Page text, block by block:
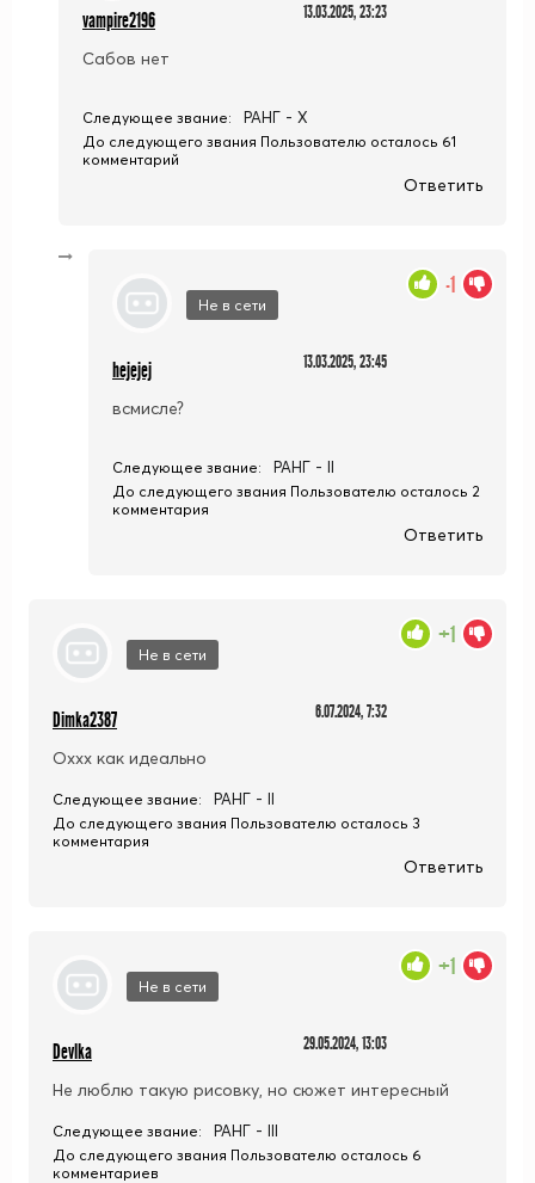
vampire2196 13.03.2025, 23:23
Сабов нет
Следующее звание: РАНГ - X
До следующего звания Пользователю осталось 61
комментарий
Ответить
Не в сети
hejejej 13.03.2025, 23:45
всмисле?
-1
Следующее звание: РАНГ - II
До следующего звания Пользователю осталось 2
комментария
Ответить
Не в сети
Dimka2387 6.07.2024, 7:32
Оххх как идеально
+1
Следующее звание: РАНГ - II
До следующего звания Пользователю осталось 3
комментария
Ответить
Не в сети
Devlka 29.05.2024, 13:03
Не люблю такую рисовку, но сюжет интересный
+1
Следующее звание: РАНГ - III
До следующего звания Пользователю осталось 6
комментариев